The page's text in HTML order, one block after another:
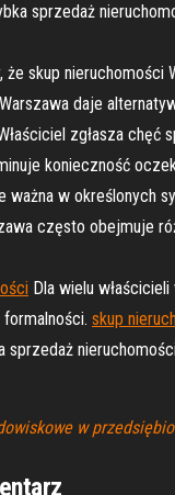
sprzedaż
że skup
daje
zgłasza
konieczność
ważna w określonych
często obejmuje
Dla wielu
skup
sprzedaż
w